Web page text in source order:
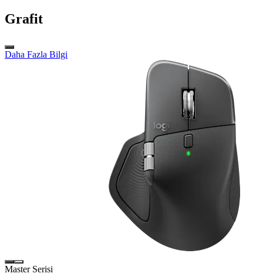
Grafit
Daha Fazla Bilgi
Master Serisi